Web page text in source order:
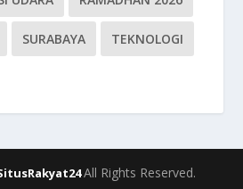
SURABAYA TEKNOLOGI
All Rights Reserved.